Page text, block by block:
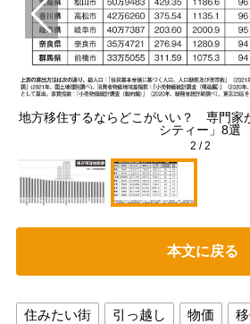
地方移住するならどこがいい？ 専門家
シティー」8選
2 /2
本文に戻る
住みたい街 引っ越し 物価